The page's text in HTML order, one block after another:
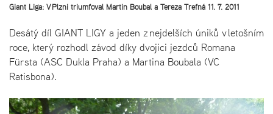
Giant Liga: V Plzni triumfoval Martin Boubal a Tereza Trefná 11. 7. 2011
Desátý díl GIANT LIGY a jeden z nejdelších úniků v letošním
roce, který rozhodl závod díky dvojici jezdců Romana
Fürsta (ASC Dukla Praha) a Martina Boubala (VC
Ratisbona).